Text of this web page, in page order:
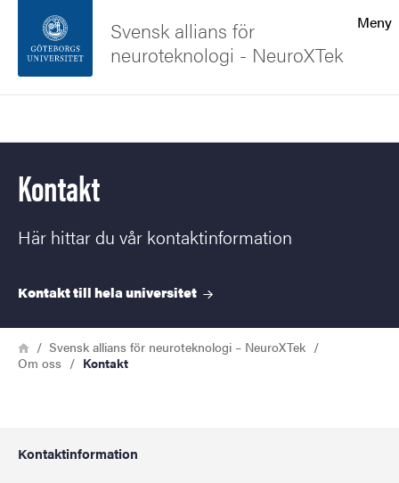
Sidfoten
Om webbplatsen
Meny
Svensk allians för
neuroteknologi - NeuroXTek
Kontakt
Här hittar du vår kontaktinformation
Kontakt till helauniversitet
Länkstig
HemSvensk allians för neuroteknologi – NeuroXTek
Om oss
Kontakt
Kontaktinformation